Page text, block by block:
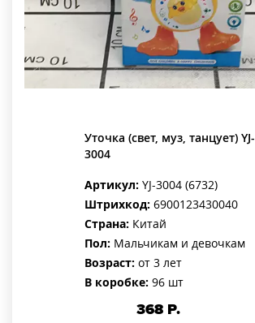
Уточка (свет, муз, танцует) YJ-
3004
Артикул: YJ-3004 (6732)
Штрихкод: 6900123430040
Страна: Китай
Пол: Мальчикам и девочкам
Возраст: от 3 лет
В коробке: 96 шт
368Р.